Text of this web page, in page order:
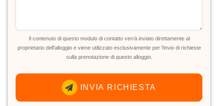
Il contenuto di questo modulo di contatto verrà inviato direttamente al
proprietario dell'alloggio e viene utilizzato esclusivamente per l'invio di richieste
sulla prenotazione di questo alloggio.
INVIA RICHIESTA